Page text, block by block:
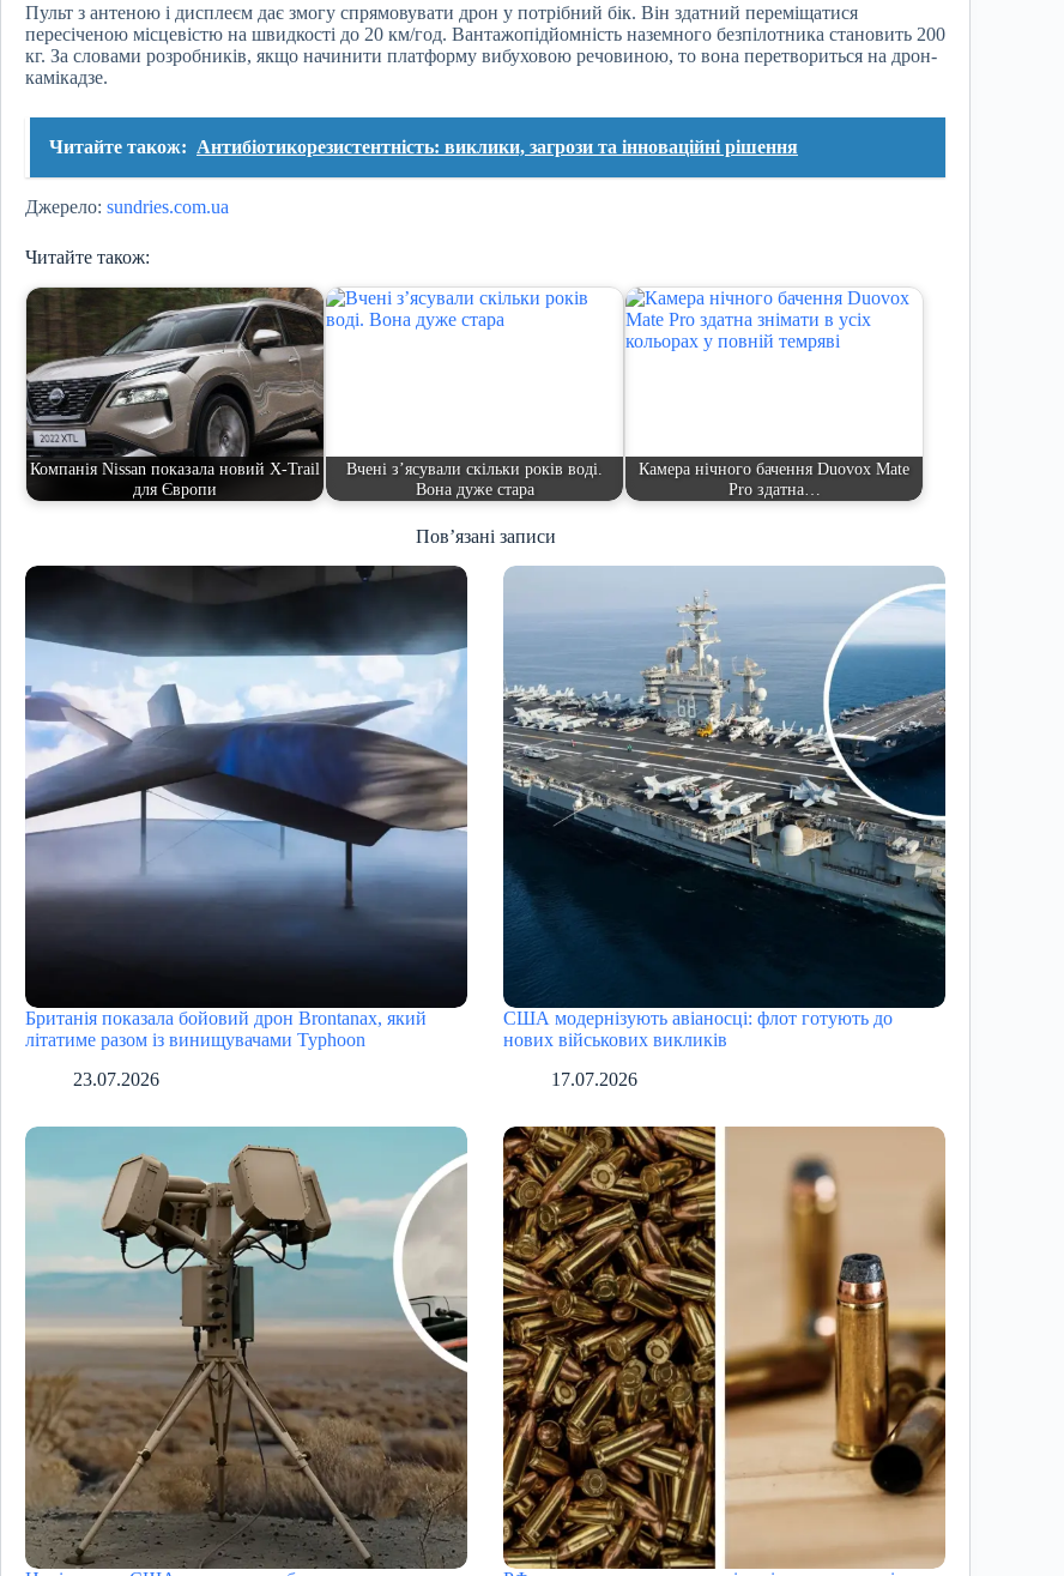
Пульт з антеною і дисплеєм дає змогу спрямовувати дрон у потрібний бік. Він здатний переміщатися
пересіченою місцевістю на швидкості до 20 км/год. Вантажопідйомність наземного безпілотника становить 200
кг. За словами розробників, якщо начинити платформу вибуховою речовиною, то вона перетвориться на дрон-
камікадзе.
Читайте також: Антибіотикорезистентність: виклики, загрози та інноваційні рішення
Джерело: sundries.com.ua
Читайте також:
Компанія Nissan показала новий X-Trail
для Європи
Вчені з’ясували скільки років воді.
Вона дуже стара
Камера нічного бачення Duovox Mate
Pro здатна…
Пов’язані записи
Британія показала бойовий дрон Brontanax, який
літатиме разом із винищувачами Typhoon
23.07.2026
США модернізують авіаносці: флот готують до
нових військових викликів
17.07.2026